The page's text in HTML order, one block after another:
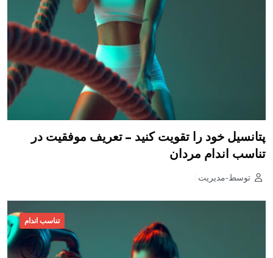
پتانسیل خود را تقویت کنید – تعریف موفقیت در
تناسب اندام مردان
توسط-مدیریت
تناسب اندام